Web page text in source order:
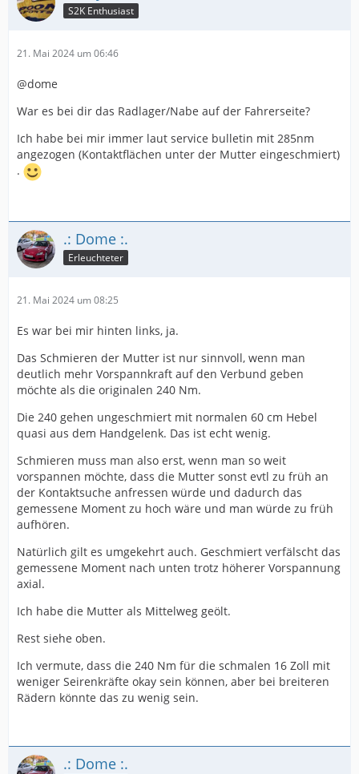
S2K Enthusiast
21. Mai 2024 um 06:46
@dome
War es bei dir das Radlager/Nabe auf der Fahrerseite?
Ich habe bei mir immer laut service bulletin mit 285nm
angezogen (Kontaktflächen unter der Mutter eingeschmiert)
.
.: Dome :.
Erleuchteter
21. Mai 2024 um 08:25
Es war bei mir hinten links, ja.
Das Schmieren der Mutter ist nur sinnvoll, wenn man
deutlich mehr Vorspannkraft auf den Verbund geben
möchte als die originalen 240 Nm.
Die 240 gehen ungeschmiert mit normalen 60 cm Hebel
quasi aus dem Handgelenk. Das ist echt wenig.
Schmieren muss man also erst, wenn man so weit
vorspannen möchte, dass die Mutter sonst evtl zu früh an
der Kontaktsuche anfressen würde und dadurch das
gemessene Moment zu hoch wäre und man würde zu früh
aufhören.
Natürlich gilt es umgekehrt auch. Geschmiert verfälscht das
gemessene Moment nach unten trotz höherer Vorspannung
axial.
Ich habe die Mutter als Mittelweg geölt.
Rest siehe oben.
Ich vermute, dass die 240 Nm für die schmalen 16 Zoll mit
weniger Seirenkräfte okay sein können, aber bei breiteren
Rädern könnte das zu wenig sein.
.: Dome :.